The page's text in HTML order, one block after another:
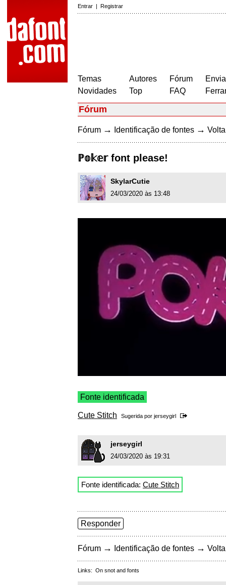
Entrar | Registrar
Temas
Novidades
Autores
Top
Fórum
FAQ
Fórum
Fórum → Identificação de fontes →
ℙ𝕠𝕜𝕖𝕣 font please!
SkylarCutie
24/03/2020 às 13:48
Fonte identificada
Cute Stitch Sugerida por jerseygirl
jerseygirl
24/03/2020 às 19:31
Fonte identificada: Cute Stitch
Responder
Fórum → Identificação de fontes →
Links: On snot and fonts